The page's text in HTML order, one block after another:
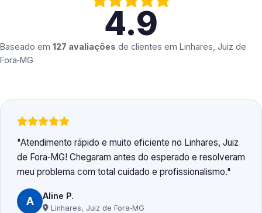
4.9
Baseado em 127 avaliações de clientes em Linhares, Juiz de
Fora‑MG
Atendimento rápido e muito eficiente no Linhares, Juiz
de Fora‑MG! Chegaram antes do esperado e resolveram
meu problema com total cuidado e profissionalismo.
A Aline P.
Linhares, Juiz de Fora‑MG